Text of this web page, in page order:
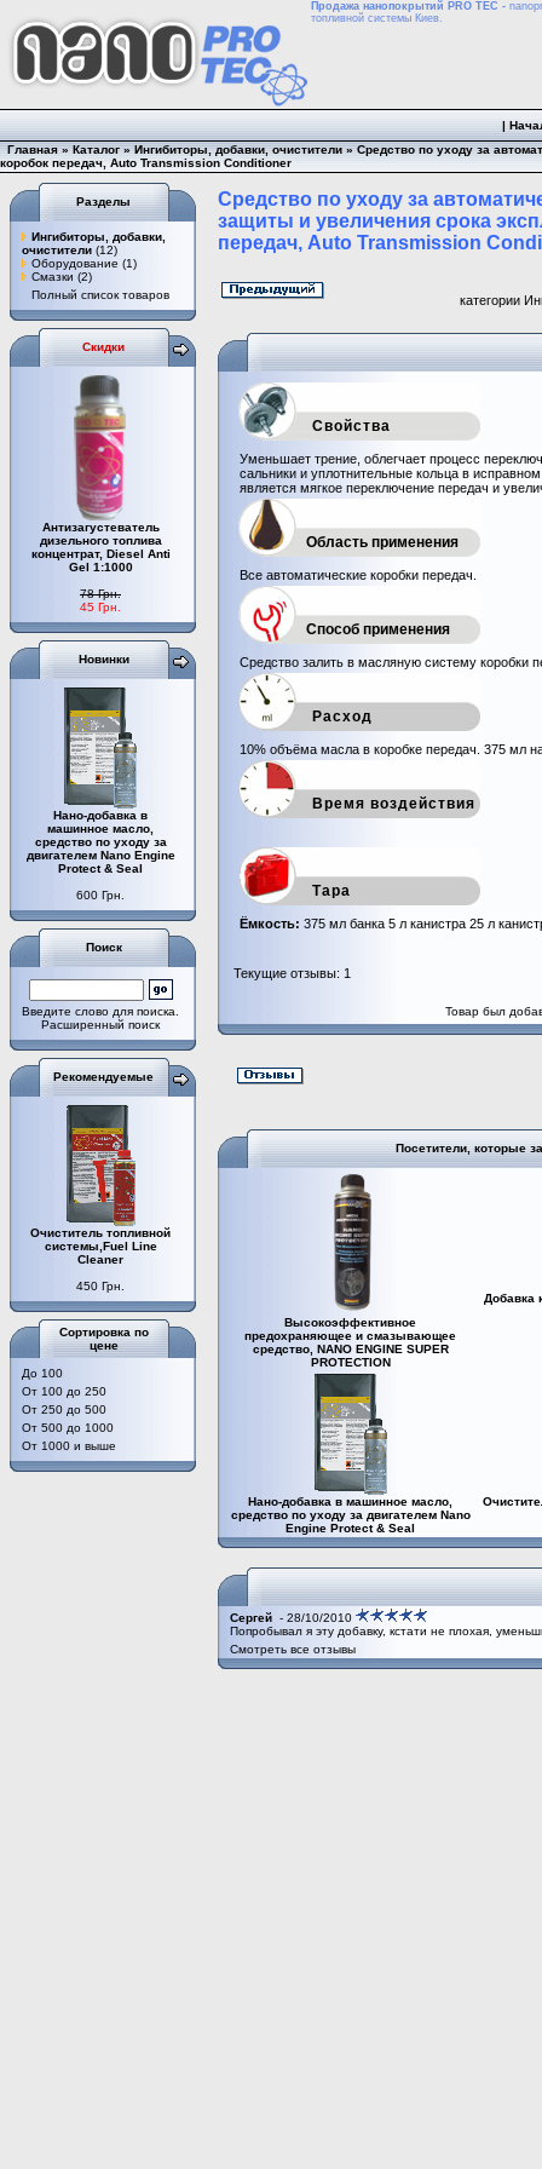
Продажа нанопокрытий PRO TEC -
топливной системы Киев.
|
Главная»Каталог»Ингибиторы, добавки, очистители»Средство по уходу за
коробок передач, Auto Transmission Conditioner
Разделы
Ингибиторы, добавки,
очистители (12)
Оборудование (1)
Смазки (2)
Полный список товаров
Скидки
Антизагустеватель
дизельного топлива
концентрат, Diesel Anti
Gel 1:1000
78 Грн.
45 Грн.
Новинки
Нано-добавка в
машинное масло,
средство по уходу за
двигателем Nano Engine
Protect & Seal
600 Грн.
Поиск
Введите слово для поиска.
Расширенный поиск
Рекомендуемые
Очиститель топливной
системы,Fuel Line
Cleaner
450 Грн.
Сортировка по
цене
До 100
От 100 до 250
От 250 до 500
От 500 до 1000
От 1000 и выше
Средство по уходу за
защиты и увеличения срока
передач, Auto Transmission
категории
Свойства
Уменьшает трение, облегчает процесс
сальники и уплотнительные кольца в
является мягкое переключение передач и
Область применения
Все автоматические коробки передач.
Способ применения
Средство залить в масляную систему коробки
Расход
10% объёма масла в коробке передач. 375 мл
Время воздействия
Тара
Ёмкость: 375 мл банка 5 л канистра 25 л
Текущие отзывы: 1
Товар был
Посетители, которые
Высокоэффективное
предохраняющее и смазывающее
средство, NANO ENGINE SUPER
PROTECTION
Добавка
Нано-добавка в машинное масло,
средство по уходу за двигателем Nano
Engine Protect & Seal
Сергей - 28/10/2010
Попробывал я эту добавку, кстати не плохая,
Смотреть все отзывы